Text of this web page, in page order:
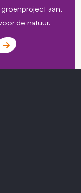
aan,
de natuur.